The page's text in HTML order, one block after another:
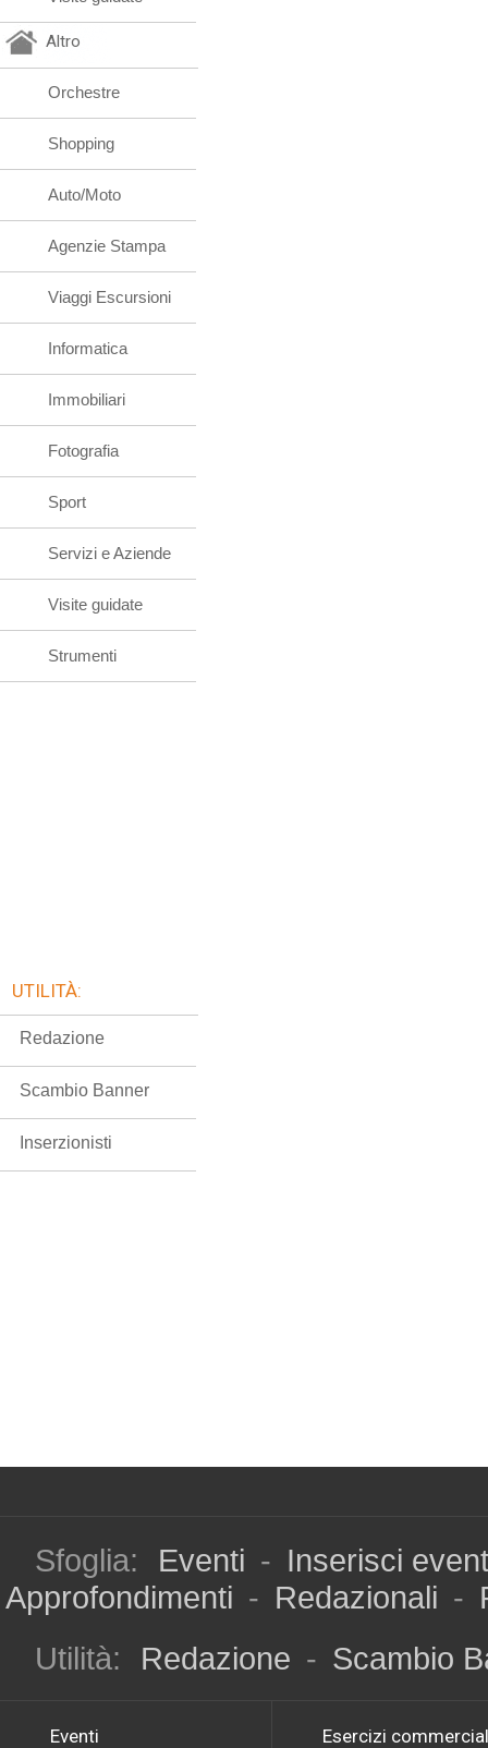
Altro
Orchestre
Shopping
Auto/Moto
Agenzie Stampa
Viaggi Escursioni
Informatica
Immobiliari
Fotografia
Sport
Servizi e Aziende
Visite guidate
Strumenti
UTILITÀ:
Redazione
Scambio Banner
Inserzionisti
Sfoglia: Eventi - Inserisci
Approfondimenti - Redazionali -
Utilità:
Redazione - Scambio
Eventi Esercizi